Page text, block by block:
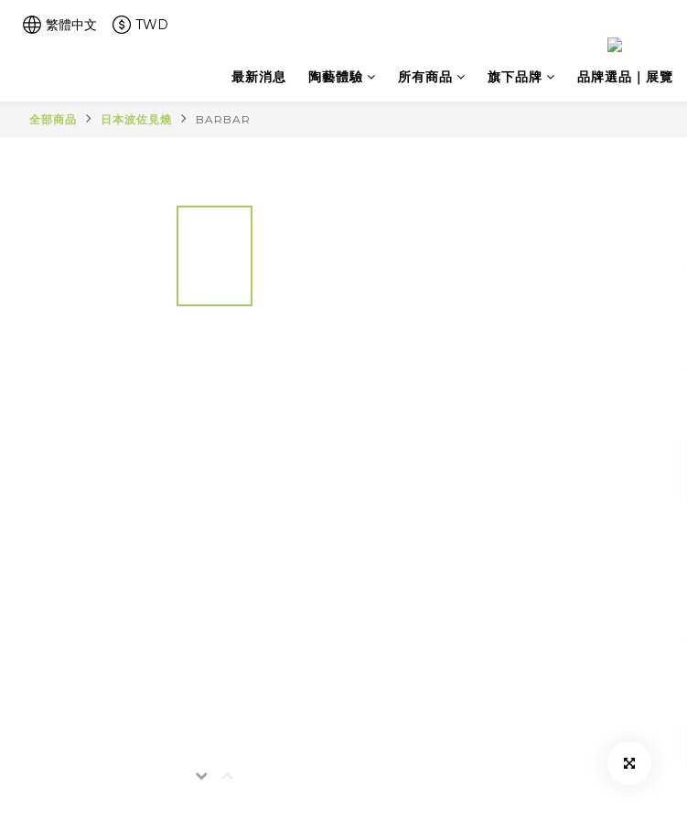
繁體中文 TWD
最新消息 陶藝體驗 所有商品 旗下品牌 品牌選品｜展覽
全部商品 日本波佐見燒 BARBAR